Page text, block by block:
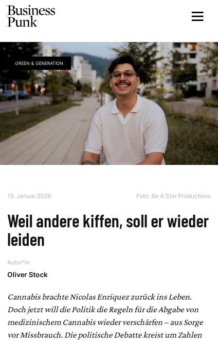
GREEN & GENERATION
19. Januar 2026 Foto: Be A Star Productions
Weil andere kiffen, soll er wieder
leiden
Autor*in
Oliver Stock
Cannabis brachte Nicolas Enriquez zurück ins Leben.
Doch jetzt will die Politik die Regeln für die Abgabe von
medizinischem Cannabis wieder verschärfen – aus Sorge
vor Missbrauch. Die politische Debatte kreist um Zahlen